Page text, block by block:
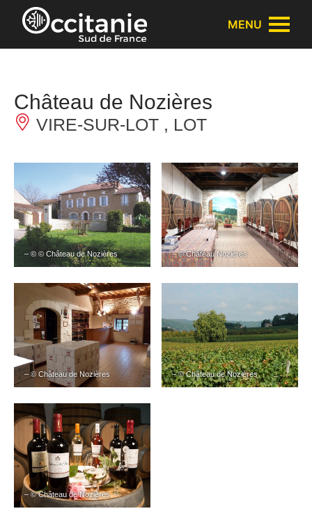
Panneau de gestion des cookies
MENU
Château de Nozières
VIRE-SUR-LOT , LOT
– © © Château de Nozières – © Château Nozières
– © Château de Nozières – © Château de Nozières
– © Château de Nozières